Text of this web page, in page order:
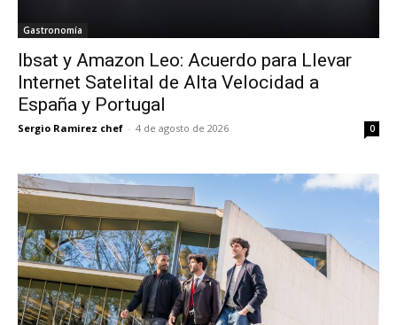
Gastronomía
Ibsat y Amazon Leo: Acuerdo para Llevar
Internet Satelital de Alta Velocidad a
España y Portugal
Sergio Ramirez chef - 4 de agosto de 2026 0